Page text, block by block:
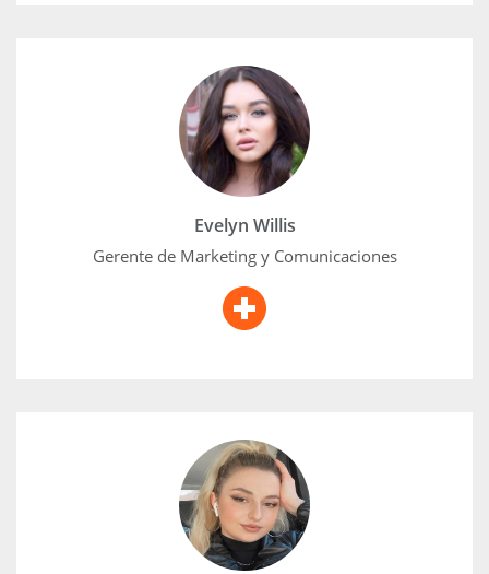
Evelyn Willis
Gerente de Marketing y Comunicaciones
Evelyn Willis
Con más de cinco años de experiencia en la industria
médica, Evelyn Willis ha escrito más de 200 artículos
científicos, que incluyen publicaciones en blogs,
libros electrónicos de marketing e informes de
bienestar. Su objetivo principal es educar a las
la interacción de la genética en el proceso.
Yaroslava Shvets
Con una vasta experiencia en relaciones con clientes,
servicio al cliente y ventas internas, Yaroslava ha
entrenado, gestionado y motivado con éxito a un
equipo interno de ventas considerable, superando
consistentemente los objetivos de ventas.